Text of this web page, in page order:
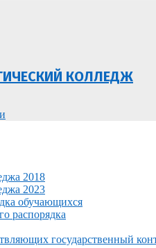
КОЛЛЕДЖ
2018
2023
обучающихся
распорядка
государственный